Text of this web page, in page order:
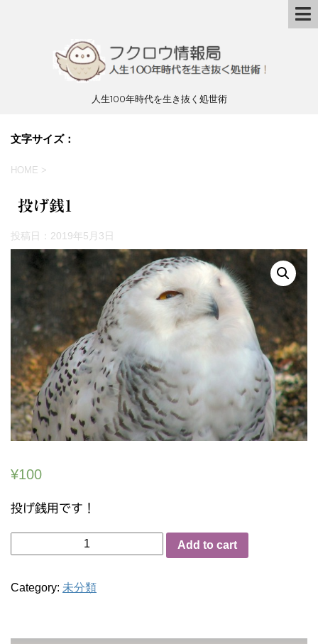
人生100年時代を生き抜く処世術
文字サイズ：
HOME >
投げ銭1
投稿日： 2019年5月3日
¥100
投げ銭用です！
げ
1
quantity
Add to cart
Category: 未分類